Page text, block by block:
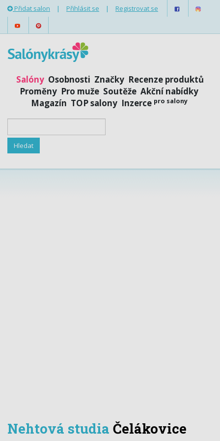
Přidat salon | Přihlásit se | Registrovat se
Salóny Osobnosti Značky Recenze produktů
Proměny Pro muže Soutěže Akční nabídky
Magazín TOP salony Inzerce pro salony
Nehtová studia Čelákovice